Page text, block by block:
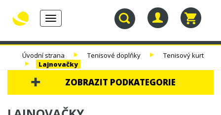
Toggle
navigation
30.
NAROZENINY
TENISOVÉ
TENISOVÉ
TENISOVÉ
Úvodní strana Tenisové doplňky
Tenisový kurt
Lajnovačky
ZOBRAZIT PODKATEGORIE
30. NAROZENINY